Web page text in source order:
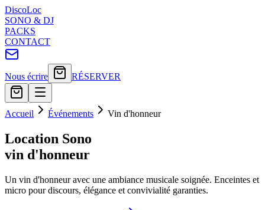
DiscoLoc
SONO & DJ
PACKS
CONTACT
Nous écrire RÉSERVER
Accueil Événements Vin d'honneur
Location Sono
vin d'honneur
Un vin d'honneur avec une ambiance musicale soignée. Enceintes et
micro pour discours, élégance et convivialité garanties.